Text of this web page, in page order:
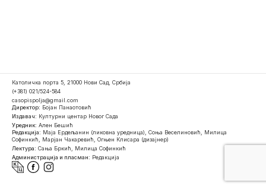
Католичка порта 5, 21000 Нови Сад, Србија
(+381) 021/524-584
casopispolja@gmail.com
Директор: Бојан Панаотовић
Издавач: Културни центар Новог Сада
Уредник: Ален Бешић
Редакција: Маја Ердељанин (ликовна уредница), Соња Веселиновић, Милица
Софинкић, Марјан Чакаревић, Огњен Клисара (дизајнер)
Лектура: Сања Бркић, Милица Софинкић
Администрација и пласман: Редакција